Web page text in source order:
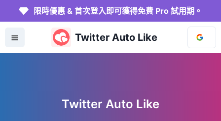
限時優惠 & 首次登入即可獲得免費 Pro 試用期。
Twitter Auto Like
Twitter Auto Like